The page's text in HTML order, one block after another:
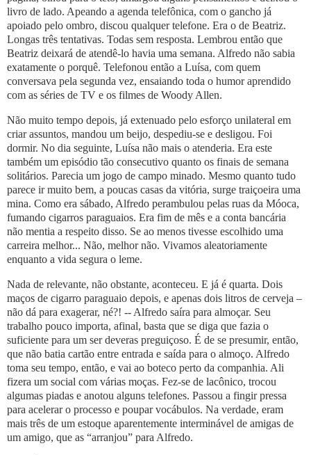
livro de lado. Apeando a agenda telefônica, com o gancho já
apoiado pelo ombro, discou qualquer telefone. Era o de Beatriz.
Longas três tentativas. Todas sem resposta. Lembrou então que
Beatriz deixará de atendê-lo havia uma semana. Alfredo não sabia
exatamente o porquê. Telefonou então a Luísa, com quem
conversava pela segunda vez, ensaiando toda o humor aprendido
com as séries de TV e os filmes de Woody Allen.
Não muito tempo depois, já extenuado pelo esforço unilateral em
criar assuntos, mandou um beijo, despediu-se e desligou. Foi
dormir. No dia seguinte, Luísa não mais o atenderia. Era este
também um episódio tão consecutivo quanto os finais de semana
solitários. Parecia um jogo de campo minado. Mesmo quanto tudo
parece ir muito bem, a poucas casas da vitória, surge traiçoeira uma
mina. Como era sábado, Alfredo perambulou pelas ruas da Móoca,
fumando cigarros paraguaios. Era fim de mês e a conta bancária
não mentia a respeito disso. Se ao menos tivesse escolhido uma
carreira melhor... Não, melhor não. Vivamos aleatoriamente
enquanto a vida segura o leme.
Nada de relevante, não obstante, aconteceu. E já é quarta. Dois
maços de cigarro paraguaio depois, e apenas dois litros de cerveja –
não dá para exagerar, né?! -- Alfredo saíra para almoçar. Seu
trabalho pouco importa, afinal, basta que se diga que fazia o
suficiente para um ser deveras preguiçoso. É de se presumir, então,
que não batia cartão entre entrada e saída para o almoço. Alfredo
toma seu tempo, então, e vai ao boteco perto da companhia. Ali
fizera um social com várias moças. Fez-se de lacônico, trocou
algumas piadas e anotou alguns telefones. Passou a fingir pressa
para acelerar o processo e poupar vocábulos. Na verdade, eram
mais três de um estoque aparentemente interminável de amigas de
um amigo, que as “arranjou” para Alfredo.